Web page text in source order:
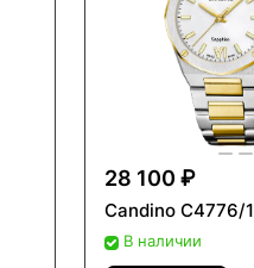
28 100 ₽
Candino C4776/1
В наличии